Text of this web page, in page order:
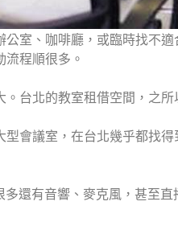
室、咖啡廳，或臨時找不
程順很多。
台北的教室租借空間，之所
會議室，在台北幾乎都找
還有音響、麥克風，甚至